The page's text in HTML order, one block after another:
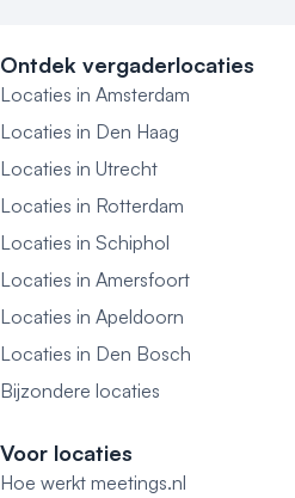
Ontdek vergaderlocaties
Locaties in Amsterdam
Locaties in Den Haag
Locaties in Utrecht
Locaties in Rotterdam
Locaties in Schiphol
Locaties in Amersfoort
Locaties in Apeldoorn
Locaties in Den Bosch
Bijzondere locaties
Voor locaties
Hoe werkt meetings.nl